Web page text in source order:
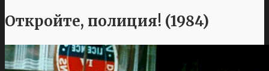
Откройте, полиция! (1984)